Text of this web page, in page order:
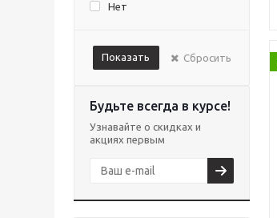
Нет
Показать Сбросить
Будьте всегда в курсе!
Узнавайте о скидках и
акциях первым